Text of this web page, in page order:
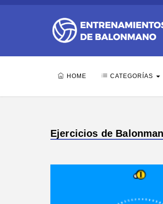
HOME CATEGORÍAS
Ejercicios de